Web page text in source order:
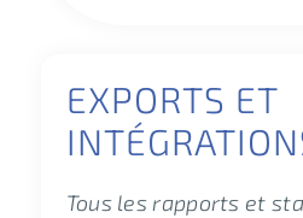
EXPORTS ET
Tous les rapports et